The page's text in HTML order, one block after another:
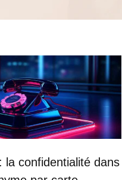
la confidentialité dans